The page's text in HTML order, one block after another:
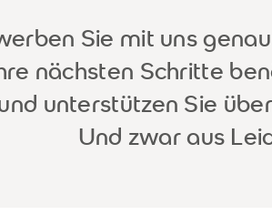
Sie mit uns
nächsten Schritte
unterstützen Sie
Und zwar aus